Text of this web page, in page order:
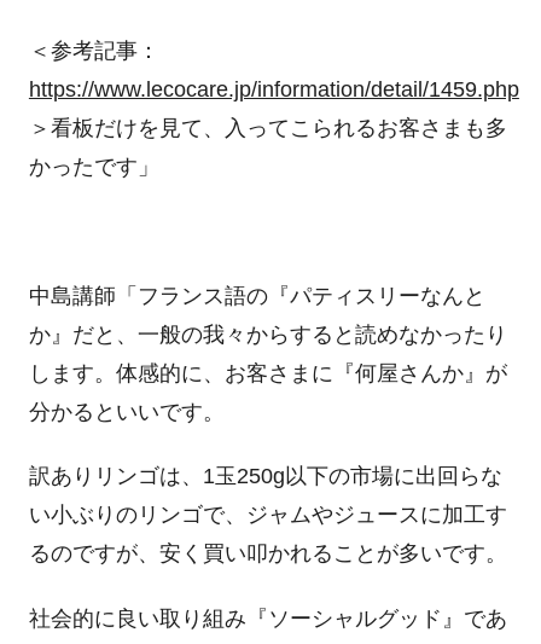
＜参考記事：
https://www.lecocare.jp/information/detail/1459.php
＞看板だけを見て、入ってこられるお客さまも多
かったです」
中島講師「フランス語の『パティスリーなんと
か』だと、一般の我々からすると読めなかったり
します。体感的に、お客さまに『何屋さんか』が
分かるといいです。
訳ありリンゴは、1玉250g以下の市場に出回らな
い小ぶりのリンゴで、ジャムやジュースに加工す
るのですが、安く買い叩かれることが多いです。
社会的に良い取り組み『ソーシャルグッド』であ